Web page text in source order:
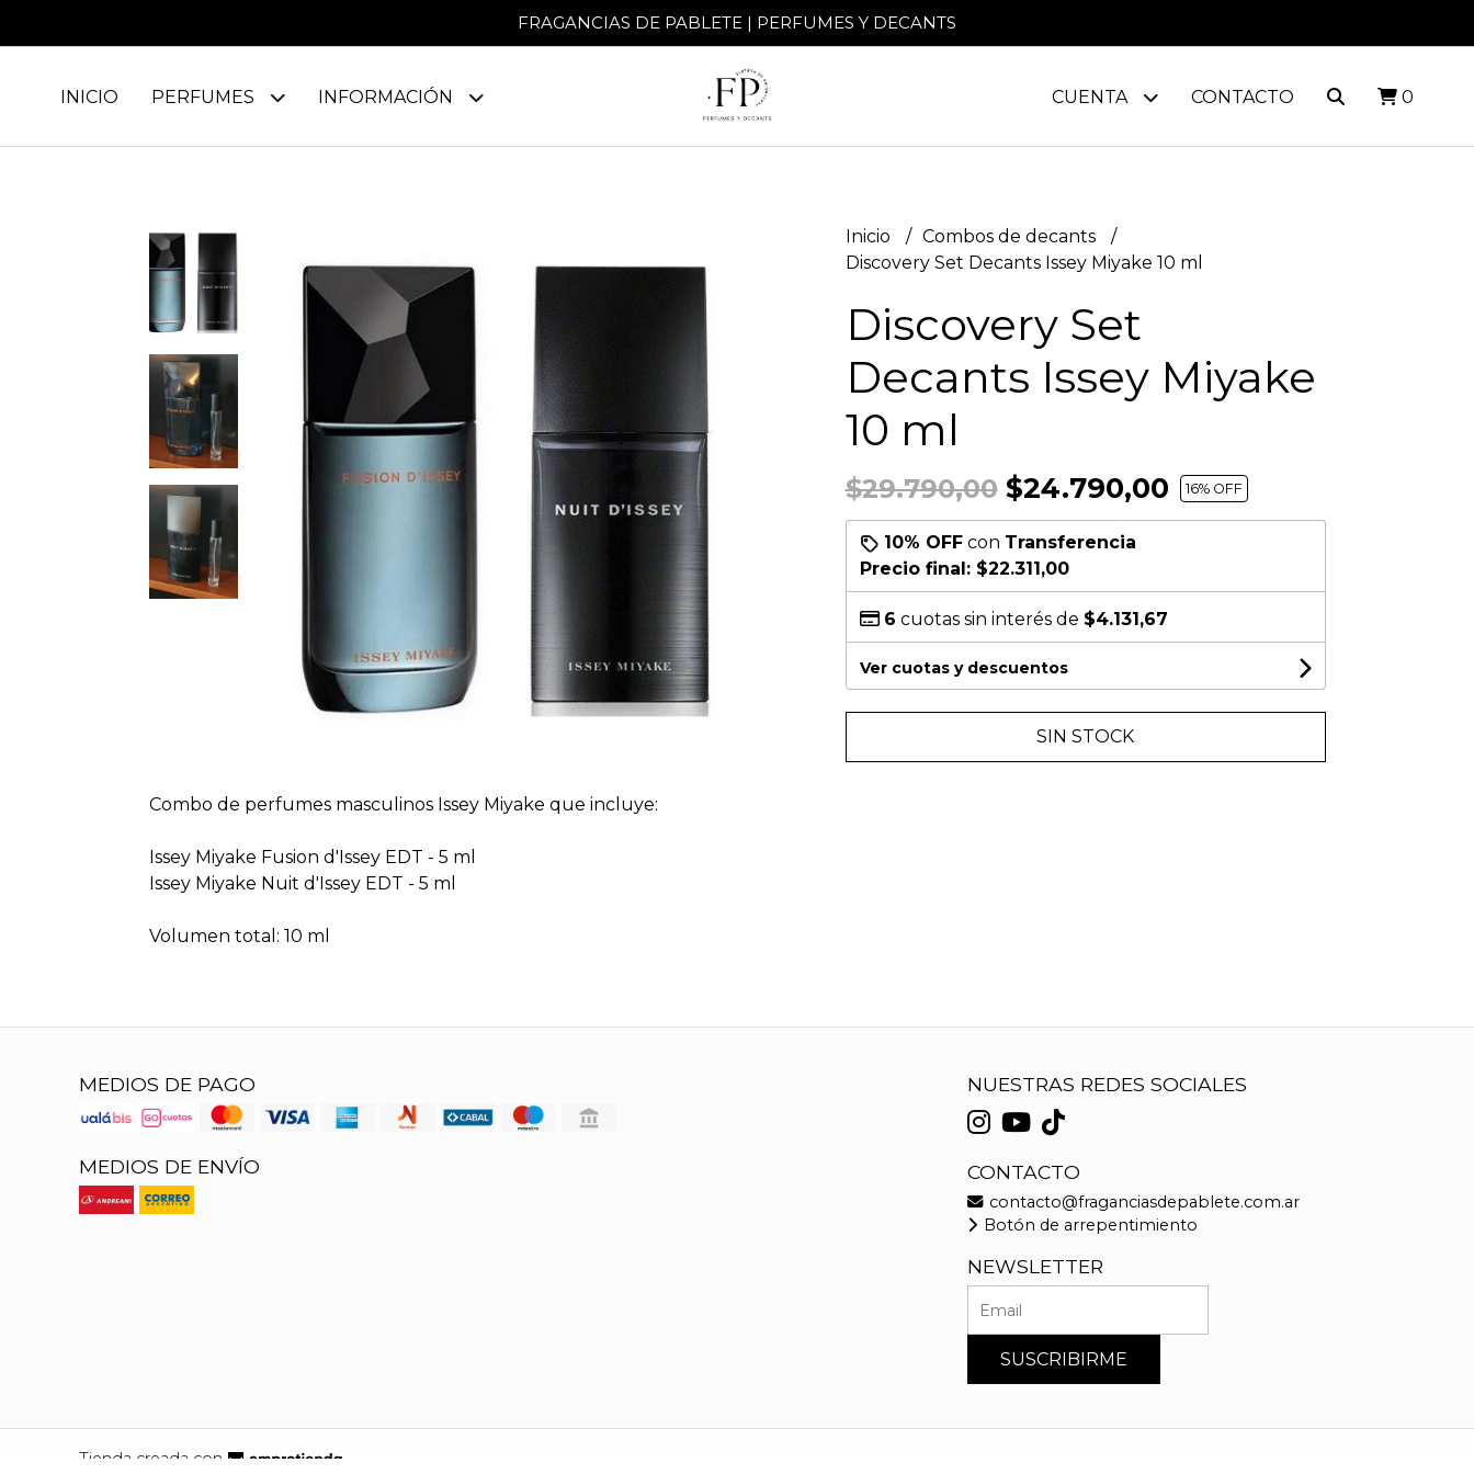
FRAGANCIAS DE PABLETE | PERFUMES Y DECANTS
INICIO PERFUMES INFORMACIÓN CUENTA CONTACTO 0
Combo de perfumes masculinos Issey Miyake que incluye:
Issey Miyake Fusion d'Issey EDT - 5 ml
Issey Miyake Nuit d'Issey EDT - 5 ml
Volumen total: 10 ml
Inicio
Combos de decants
Discovery Set Decants Issey Miyake 10 ml
Discovery Set
Decants Issey Miyake
10 ml
$29.790,00$24.790,00 16% OFF
10% OFFcon Transferencia
Precio final: $22.311,00
6 cuotas sin interés de $4.131,67
Ver cuotas y descuentos
SIN STOCK
MEDIOS DE PAGO
MEDIOS DE ENVÍO
NUESTRAS REDES SOCIALES
CONTACTO
contacto@fraganciasdepablete.com.ar
Botón de arrepentimiento
NEWSLETTER
SUSCRIBIRME
Tienda creada con